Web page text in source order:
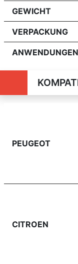
GEWICHT
VERPACKUNG
ANWENDUNGEN
PEUGEOT
CITROEN